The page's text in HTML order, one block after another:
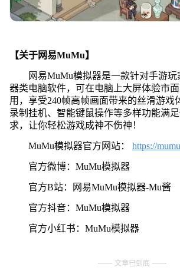
【关于网易MuMu】
网易MuMu模拟器是一款针对手游
器类电脑软件，可在电脑上大屏体验市
用，享受240帧高帧画面带来的丝滑游戏
录制挂机、智能键鼠操作等多样功能满
求，让你轻松游戏成神不伤神！
MuMu模拟器官方网站： https://
官方微博：MuMu模拟器
官方B站：网易MuMu模拟器-Mu酱
官方抖音：MuMu模拟器
官方小红书：MuMu模拟器
文章已到底